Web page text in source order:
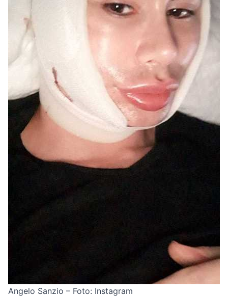
Angelo Sanzio – Foto: Instagram